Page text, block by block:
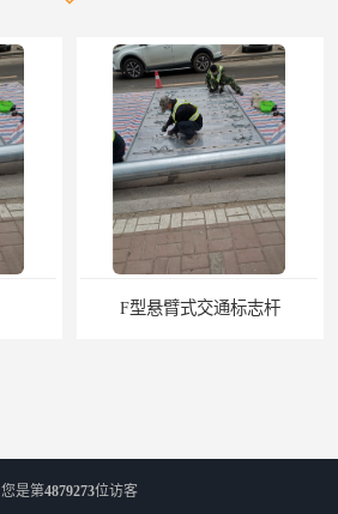
F型悬臂式交通标志杆
您是第4879273位访客